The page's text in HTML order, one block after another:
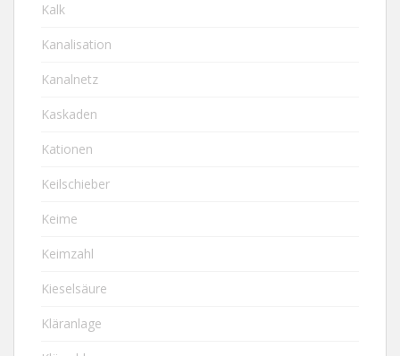
Kalk
Kanalisation
Kanalnetz
Kaskaden
Kationen
Keilschieber
Keime
Keimzahl
Kieselsäure
Kläranlage